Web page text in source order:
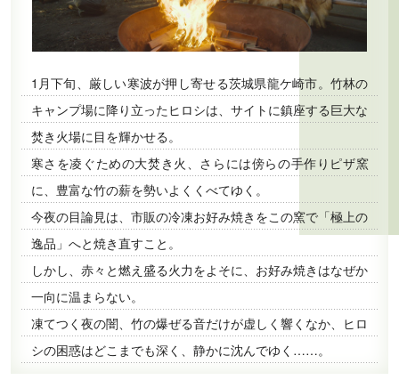
1月下旬、厳しい寒波が押し寄せる茨城県龍ケ崎市。竹林の
キャンプ場に降り立ったヒロシは、サイトに鎮座する巨大な
焚き火場に目を輝かせる。
寒さを凌ぐための大焚き火、さらには傍らの手作りピザ窯
に、豊富な竹の薪を勢いよくくべてゆく。
今夜の目論見は、市販の冷凍お好み焼きをこの窯で「極上の
逸品」へと焼き直すこと。
しかし、赤々と燃え盛る火力をよそに、お好み焼きはなぜか
一向に温まらない。
凍てつく夜の闇、竹の爆ぜる音だけが虚しく響くなか、ヒロ
シの困惑はどこまでも深く、静かに沈んでゆく……。